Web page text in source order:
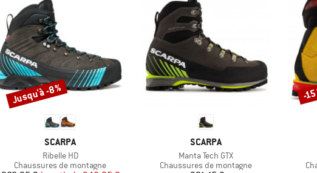
MARQUE
SCARPA
Article
Ribelle HD
Product group
Chaussures de montagne
Remise
Jusqu'à -8 %
MARQUE
SCARPA
Article
Manta Tech GTX
Product group
Chaussures de montagne
-